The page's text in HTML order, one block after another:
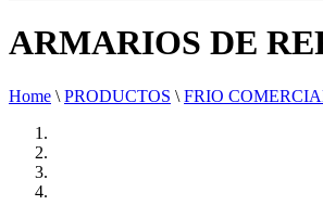
ARMARIOS DE
Home \ PRODUCTOS \ FRIO